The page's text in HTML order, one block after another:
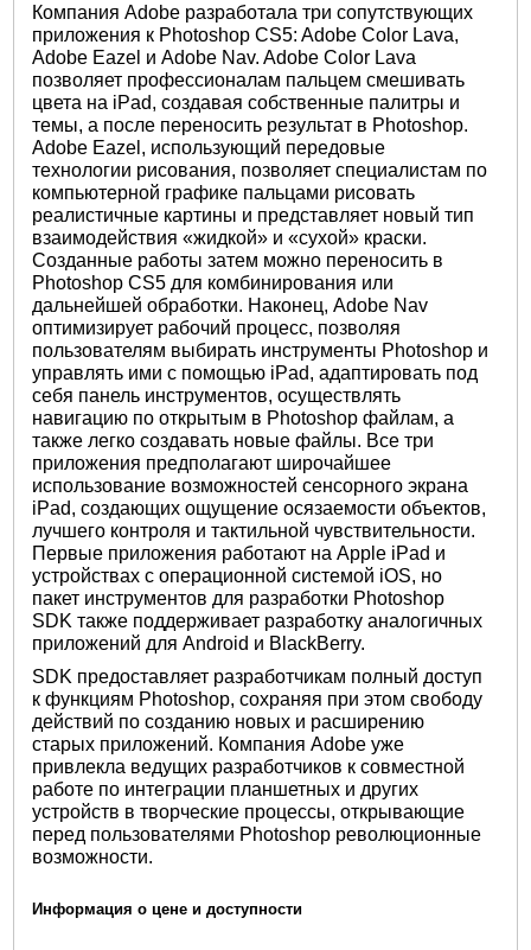
Компания Adobe разработала три сопутствующих
приложения к Photoshop CS5: Adobe Color Lava,
Adobe Eazel и Adobe Nav. Adobe Color Lava
позволяет профессионалам пальцем смешивать
цвета на iPad, создавая собственные палитры и
темы, а после переносить результат в Photoshop.
Adobe Eazel, использующий передовые
технологии рисования, позволяет специалистам по
компьютерной графике пальцами рисовать
реалистичные картины и представляет новый тип
взаимодействия «жидкой» и «сухой» краски.
Созданные работы затем можно переносить в
Photoshop CS5 для комбинирования или
дальнейшей обработки. Наконец, Adobe Nav
оптимизирует рабочий процесс, позволяя
пользователям выбирать инструменты Photoshop и
управлять ими с помощью iPad, адаптировать под
себя панель инструментов, осуществлять
навигацию по открытым в Photoshop файлам, а
также легко создавать новые файлы. Все три
приложения предполагают широчайшее
использование возможностей сенсорного экрана
iPad, создающих ощущение осязаемости объектов,
лучшего контроля и тактильной чувствительности.
Первые приложения работают на Apple iPad и
устройствах с операционной системой iOS, но
пакет инструментов для разработки Photoshop
SDK также поддерживает разработку аналогичных
приложений для Android и BlackBerry.
SDK предоставляет разработчикам полный доступ
к функциям Photoshop, сохраняя при этом свободу
действий по созданию новых и расширению
старых приложений. Компания Adobe уже
привлекла ведущих разработчиков к совместной
работе по интеграции планшетных и других
устройств в творческие процессы, открывающие
перед пользователями Photoshop революционные
возможности.
Информация о цене и доступности